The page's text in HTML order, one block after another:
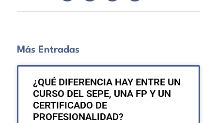
Más Entradas
¿QUÉ DIFERENCIA HAY ENTRE UN
CURSO DEL SEPE, UNA FP Y UN
CERTIFICADO DE
PROFESIONALIDAD?